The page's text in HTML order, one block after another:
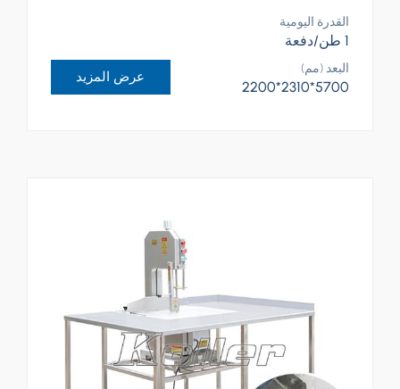
القدرة اليومية
1 طن/دفعة
البعد (مم)
5700*2310*2200
عرض المزيد